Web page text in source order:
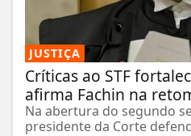
JUSTIÇA
Críticas ao STF
afirma Fachin na
Na abertura do segundo
presidente da Corte